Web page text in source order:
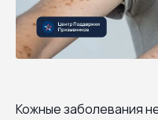
Кожные заболевания